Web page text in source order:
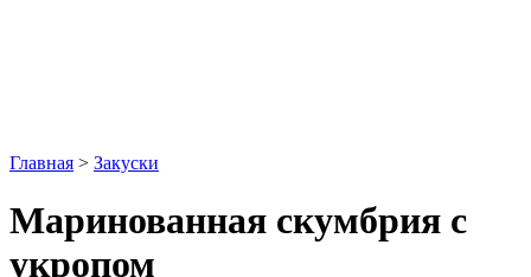
Главная > Закуски
Маринованная скумбрия с
укропом